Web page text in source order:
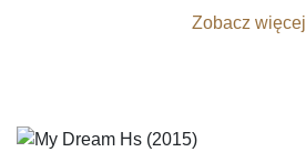
Zobacz więcej